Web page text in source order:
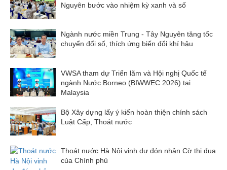
Nguyên bước vào nhiệm kỳ xanh và số
Ngành nước miền Trung - Tây Nguyên tăng tốc
chuyển đổi số, thích ứng biến đổi khí hậu
VWSA tham dự Triển lãm và Hội nghị Quốc tế
ngành Nước Borneo (BIWWEC 2026) tại
Malaysia
Bộ Xây dựng lấy ý kiến hoàn thiện chính sách
Luật Cấp, Thoát nước
Thoát nước Hà Nội vinh dự đón nhận Cờ thi đua
của Chính phủ